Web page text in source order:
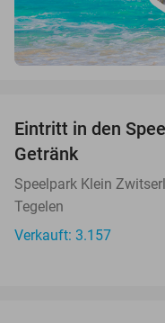
Eintritt in den
Getränk
Speelpark Klein
Tegelen
Verkauft: 3.157